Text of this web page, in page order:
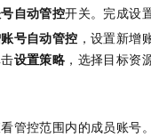
自动管控开关。完成设
号自动管控 ，设置新增
设置策略 ，选择目标资
管控范围内的成员账号。